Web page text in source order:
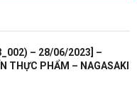
– 28/06/2023] –
THỰC PHẨM – NAGASAKI